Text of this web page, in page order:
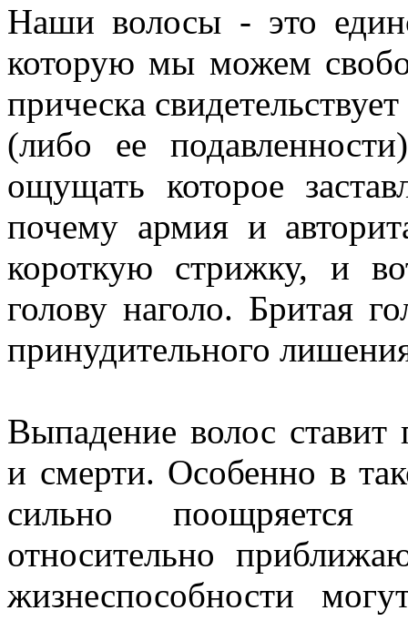
Наши волосы - это
которую мы можем
прическа
(либо ее
ощущать которое
почему армия и
короткую стрижку, и
голову наголо. Бритая
принудительного
Выпадение волос
и смерти. Особенно в
сильно
относительно
жизнеспособности